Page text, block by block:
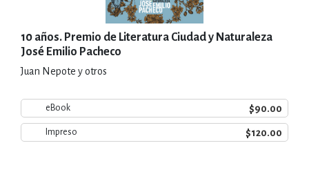
10 años. Premio de Literatura Ciudad y Naturaleza
José Emilio Pacheco
Juan Nepote y otros
eBook $90.00
Impreso $120.00